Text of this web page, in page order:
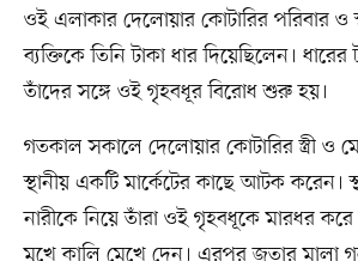
ওই এলাকার দেলোয়ার কোটারির পরিবার ও
ব্যক্তিকে তিনি টাকা ধার দিয়েছিলেন।
তাঁদের সঙ্গে ওই গৃহবধূর বিরোধ শুরু হয়।
গতকাল সকালে দেলোয়ার কোটারির স্ত্রী ও
স্থানীয় একটি মার্কেটের কাছে আটক করেন।
নারীকে নিয়ে তাঁরা ওই গৃহবধূকে মারধর
মুখে কালি মেখে দেন। এরপর জুতার মালা